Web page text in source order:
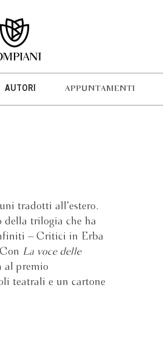
AUTORI APPUNTAMENTI
tradotti all’estero.
della trilogia che ha
– Critici in Erba
La voce delle
al premio
teatrali e un cartone